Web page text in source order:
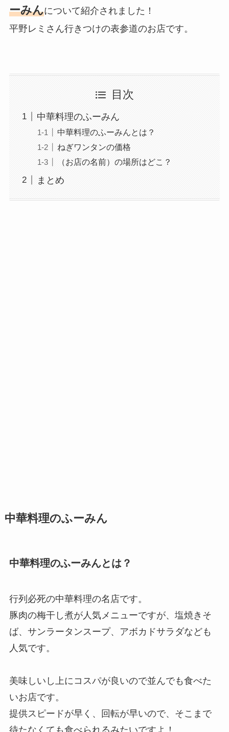
ーみんについて紹介されました！
平野レミさん行きつけの表参道のお店です。
目次
中華料理のふーみん
中華料理のふーみんとは？
ねぎワンタンの価格
（お店の名前）の場所はどこ？
まとめ
中華料理のふーみん
中華料理のふーみんとは？
行列必死の中華料理の名店です。
豚肉の梅干し煮が人気メニューですが、塩焼きそ
ば、サンラータンスープ、アボカドサラダなども
人気です。
美味しいし上にコスパが良いので並んでも食べた
いお店です。
提供スピードが早く、回転が早いので、そこまで
待たなくても食べられるみたいですよ！